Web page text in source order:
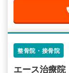
整骨院・接骨院
エース治療院